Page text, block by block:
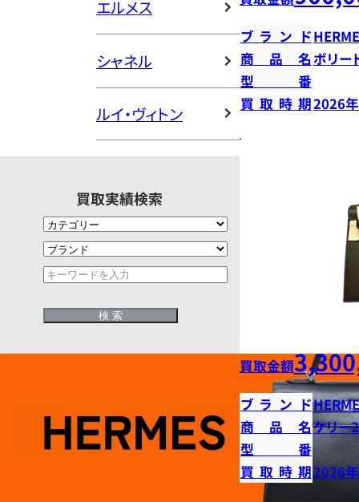
エルメス
シャネル
ルイ・ヴィトン
買取実績検索
ブランド
商品名ボリー
型番
買取時期2026
買取金額
ブランド
商品名ケリー
型番
買取時期2026